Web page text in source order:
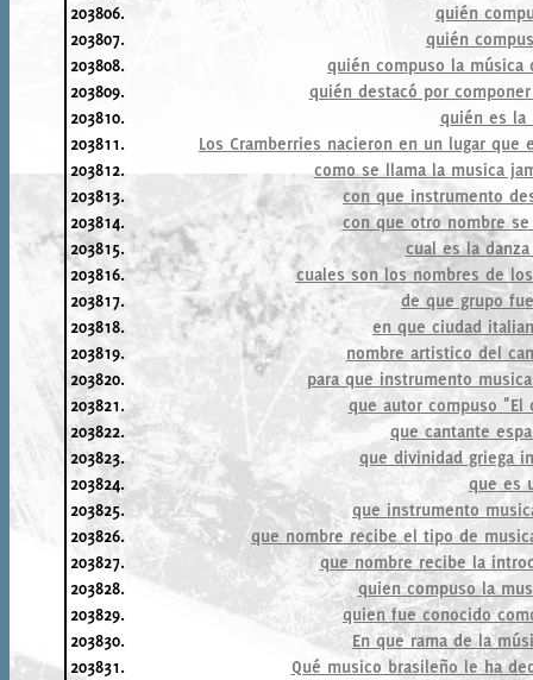
203806.
quién
203807.
quién
203808.
quién compuso la música
203809.
quién destacó por
203810.
quién es la
203811.
Los Cramberries nacieron en un lugar
203812.
como se llama la musica
203813.
con que instrumento
203814.
con que otro nombre
203815.
cual es la
203816.
cuales son los nombres de
203817.
de que grupo
203818.
en que ciudad
203819.
nombre artistico del
203820.
para que instrumento
203821.
que autor compuso
203822.
que cantante
203823.
que divinidad griega
203824.
que es
203825.
que instrumento
203826.
que nombre recibe el tipo de
203827.
que nombre recibe la
203828.
quien compuso la
203829.
quien fue conocido
203830.
En que rama de la
203831.
Qué musico brasileño le ha